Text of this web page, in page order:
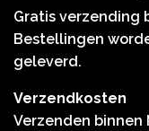
Gratis verzending
Bestellingen
geleverd.
Verzendkosten
Verzenden binnen